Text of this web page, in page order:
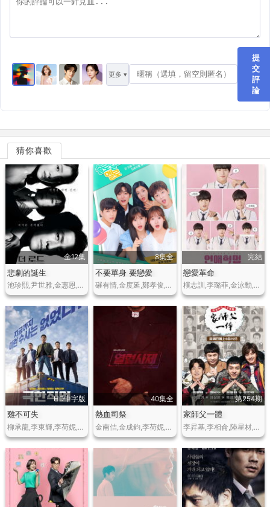
更多 ▾
提
交
評
論
猜你喜歡
全12集
悲劇的誕生
池珍熙,尹世雅,金惠恩,千虎珍,安內相,金聖洙,趙達煥,白智媛,金雷夏,姜京憲,李鍾赫
8集全
不要單身 要戀愛
磪有情,金度延,鄭孝俊,金玟澈,文智厚,李素律
完結
戀愛革命
樸志訓,李璐菲,金泳勳,任多榮
HD中字版
雞不可失
柳承龍,李東輝,李荷妮,陳善圭,申河均
40集全
熱血司祭
金南佶,金成鈞,李荷妮,高俊,琴賽璐
第254期
家師父一體
李昇基,李相侖,陸星材,梁世炯